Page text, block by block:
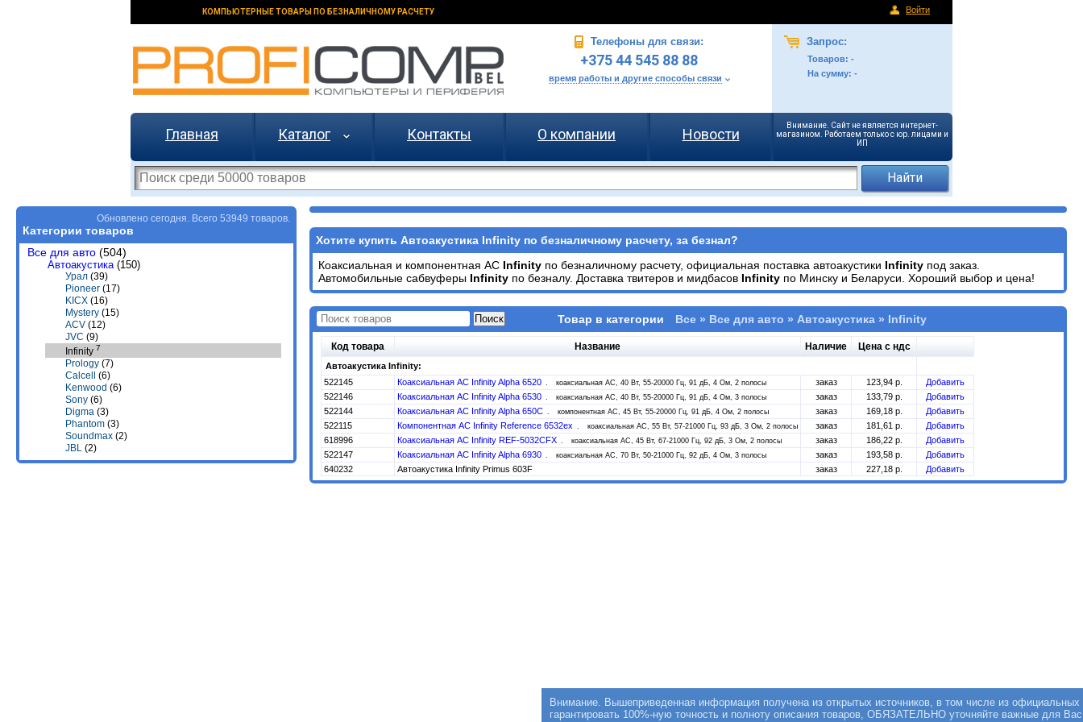
КОМПЬЮТЕРНЫЕ ТОВАРЫ ПО БЕЗНАЛИЧНОМУ РАСЧЕТУ Войти
Телефоны для связи:
+375 44 545 88 88
время работы и другие способы связи
Запрос:
Товаров: -
На сумму: -
Главная Каталог Контакты О компании Новости
Внимание. Сайт не является интернет-
магазином. Работаем только с юр. лицами и
ИП
Обновлено сегодня. Всего 53949 товаров.
Категории товаров
Все для авто (504)
Автоакустика(150)
Урал (39)
Pioneer (17)
KICX (16)
Mystery (15)
ACV (12)
JVC (9)
Infinity 7
Prology (7)
Calcell
(6)
Kenwood (6)
Sony (6)
Digma (3)
Phantom (3)
Soundmax (2)
JBL (2)
Хотите купить Автоакустика Infinity по безналичному расчету, за безнал?
Коаксиальная и компонентная АС Infinity по безналичному расчету, официальная поставка автоакустики Infinity под заказ.
Автомобильные сабвуферы Infinity по безналу. Доставка твитеров и мидбасов Infinity по Минску и Беларуси. Хороший выбор и цена!
Товар в категории Все » Все для авто » Автоакустика » Infinity
Код товара Название Наличие Цена с ндс
Автоакустика Infinity:
522145
Коаксиальная АС Infinity Alpha 6520 коаксиальная АС, 40 Вт, 55-20000 Гц, 91 дБ, 4 Ом, 2 полосы заказ 123,94 р.
Добавить
522146
Коаксиальная АС Infinity Alpha 6530 коаксиальная АС, 40 Вт, 55-20000 Гц, 91 дБ, 4 Ом, 3 полосы заказ 133,79 р.
Добавить
522144
Коаксиальная АС Infinity Alpha 650C компонентная АС, 45 Вт, 55-20000 Гц, 91 дБ, 4 Ом, 2 полосы заказ 169,18 р.
Добавить
522115
Компонентная АС Infinity Reference 6532ex коаксиальная АС, 55 Вт, 57-21000 Гц, 93 дБ, 3 Ом, 2 полосы заказ 181,61 р.
Добавить
618996
Коаксиальная АС Infinity REF-5032CFX коаксиальная АС, 45 Вт, 67-21000 Гц, 92 дБ, 3 Ом, 2 полосы заказ 186,22 р.
Добавить
522147
Коаксиальная АС Infinity Alpha 6930 коаксиальная АС, 70 Вт, 50-21000 Гц, 92 дБ, 4 Ом, 3 полосы заказ 193,58 р.
Добавить
640232
Автоакустика Infinity Primus 603F заказ 227,18 р. Добавить
Внимание. Вышеприведенная информация получена из открытых источников, в том числе из
гарантировать 100%-ную точность и полноту описания товаров, ОБЯЗАТЕЛЬНО уточняйте важные для